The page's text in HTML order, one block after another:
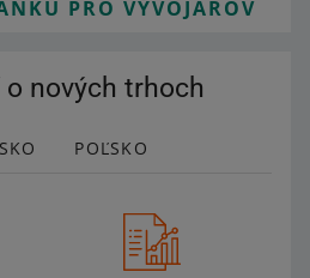
PRO VÝVOJÁROV
nových trhoch
POĽSKO